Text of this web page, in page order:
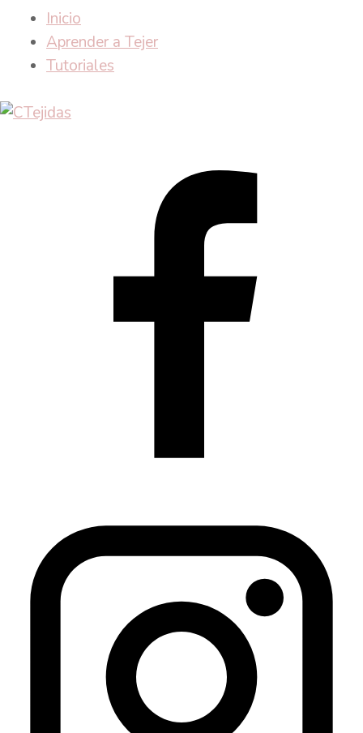
Inicio
Aprender a Tejer
Tutoriales